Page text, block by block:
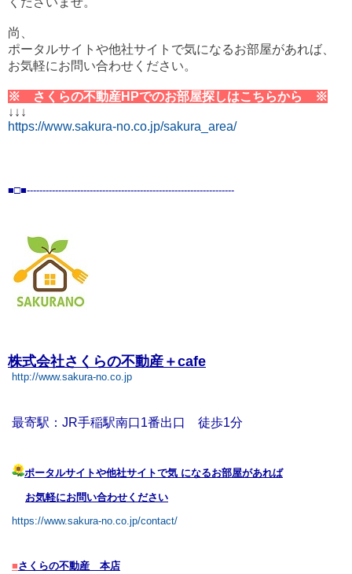
尚、
ポータルサイトや他社サイトで気になるお部屋があれば、
お気軽にお問い合わせください。
※ さくらの不動産HPでのお部屋探しはこちらから ※
↓↓↓
https://www.sakura-no.co.jp/sakura_area/
■□■------------------------------------------------------------------
株式会社さくらの不動産 ＋cafe
http://www.sakura-no.co.jp
最寄駅：JR手稲駅南口1番出口 徒歩1分
ポータルサイトや他社サイトで気 になるお部屋があれば
お気軽にお問い合わせください
https://www.sakura-no.co.jp/contact/
■さくらの不動産 本店